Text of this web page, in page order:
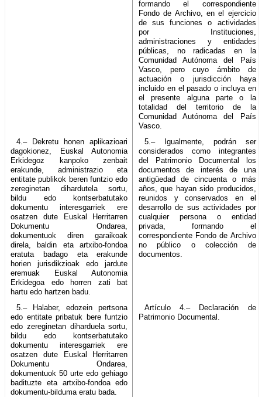
formando el correspondiente
Fondo de Archivo, en el ejercicio
de sus funciones o actividades
por Instituciones,
administraciones y entidades
públicas, no radicadas en la
Comunidad Autónoma del País
Vasco, pero cuyo ámbito de
actuación o jurisdicción haya
incluido en el pasado o incluya en
el presente alguna parte o la
totalidad del territorio de la
Comunidad Autónoma del País
Vasco.
4.– Dekretu honen aplikazioari
dagokionez, Euskal Autonomia
Erkidegoz kanpoko zenbait
erakunde, administrazio eta
entitate publikok beren funtzio edo
zereginetan dihardutela sortu,
bildu edo kontserbatutako
dokumentu interesgarriek ere
osatzen dute Euskal Herritarren
Dokumentu Ondarea,
dokumentuok diren garaikoak
direla, baldin eta artxibo-fondoa
eratuta badago eta erakunde
horien jurisdikzioak edo jardute
eremuak Euskal Autonomia
Erkidegoa edo horren zati bat
hartu edo hartzen badu.
5.– Igualmente, podrán ser
considerados como integrantes
del Patrimonio Documental los
documentos de interés de una
antigüedad de cincuenta o más
años, que hayan sido producidos,
reunidos y conservados en el
desarrollo de sus actividades por
cualquier persona o entidad
privada, formando el
correspondiente Fondo de Archivo
no público o colección de
documentos.
5.– Halaber, edozein pertsona
edo entitate pribatuk bere funtzio
edo zereginetan diharduela sortu,
bildu edo kontserbatutako
dokumentu interesgarriek ere
osatzen dute Euskal Herritarren
Dokumentu Ondarea,
dokumentuok 50 urte edo gehiago
badituzte eta artxibo-fondoa edo
dokumentu-bilduma eratu bada.
Artículo 4.– Declaración de
Patrimonio Documental.